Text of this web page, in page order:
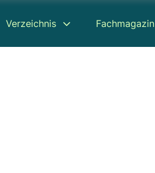
Verzeichnis Fachmagazin